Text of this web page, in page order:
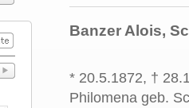
Banzer Alois,
* 20.5.1872, †
Philomena geb.